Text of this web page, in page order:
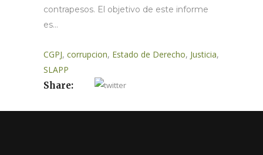
contrapesos. El objetivo de este informe
es...
CGPJ, corrupcion, Estado de Derecho, Justicia,
SLAPP
Share: